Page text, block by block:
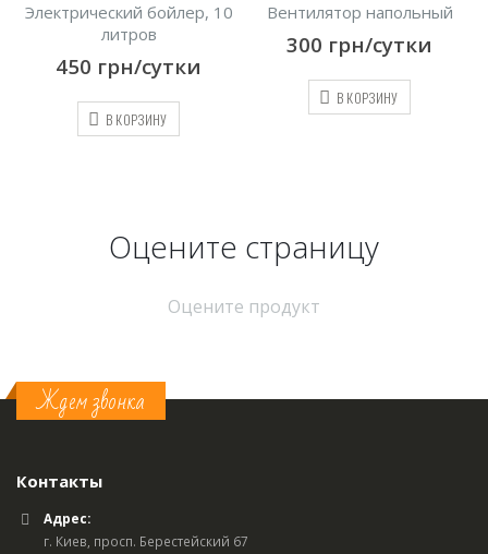
Электрический бойлер, 10
литров
450 грн/сутки
В КОРЗИНУ
Вентилятор напольный
300 грн/сутки
В КОРЗИНУ
Оцените страницу
Оцените продукт
Ждем звонка
Контакты
Адрес:
г. Киев, просп. Берестейский 67